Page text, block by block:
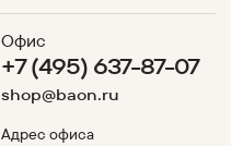
Офис
+7 (495) 637-87-07
shop@baon.ru
Адрес офиса